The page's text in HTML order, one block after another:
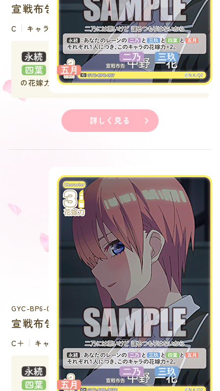
宣戦布告 中野 一花
C キャラクター
：あなたのレーンの と
と
それぞれ１人につき、このキャラ
の花嫁力＋２。
詳しく見る
GYC-BP6-007P
宣戦布告 中野 一花
C＋ キャラクター
：あなたのレーンの と
と
それぞれ１人につき、このキャラ